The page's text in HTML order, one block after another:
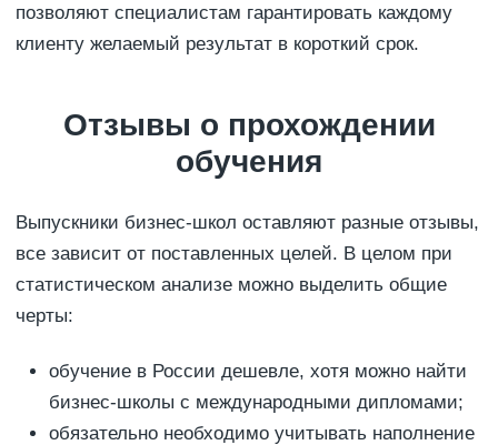
позволяют специалистам гарантировать каждому
клиенту желаемый результат в короткий срок.
Отзывы о прохождении
обучения
Выпускники бизнес-школ оставляют разные отзывы,
все зависит от поставленных целей. В целом при
статистическом анализе можно выделить общие
черты:
обучение в России дешевле, хотя можно найти
бизнес-школы с международными дипломами;
обязательно необходимо учитывать наполнение